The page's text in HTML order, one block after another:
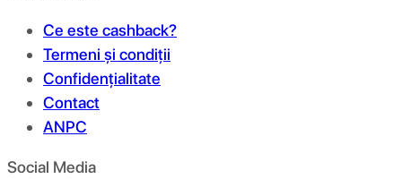
Ce este cashback?
Termeni și condiții
Confidențialitate
Contact
ANPC
Social Media